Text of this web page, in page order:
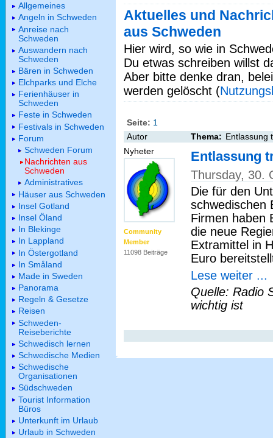
Aktuelles und
aus Schweden
Hier wird, so wie in
Du etwas schreiben willst
Aber bitte denke dran,
werden gelöscht (
Seite: 1
Autor
Thema: Entlassung
Nyheter
Community
Member
11098 Beiträge
Entlassung
Thursday, 30.
Die für den
schwedischen
Firmen haben
die neue
Extramittel in
Euro
Lese weiter ...
Quelle: Radio
wichtig ist
Allgemeines
Angeln in Schweden
Anreise nach
Schweden
Auswandern nach
Schweden
Bären in Schweden
Elchparks und Elche
Ferienhäuser in
Schweden
Feste in Schweden
Festivals in Schweden
Forum
Schweden Forum
Nachrichten aus
Schweden
Administratives
Häuser aus Schweden
Insel Gotland
Insel Öland
In Blekinge
In Lappland
In Östergotland
In Småland
Made in Sweden
Panorama
Regeln & Gesetze
Reisen
Schweden-
Reiseberichte
Schwedisch lernen
Schwedische Medien
Schwedische
Organisationen
Südschweden
Tourist Information
Büros
Unterkunft im Urlaub
Urlaub in Schweden